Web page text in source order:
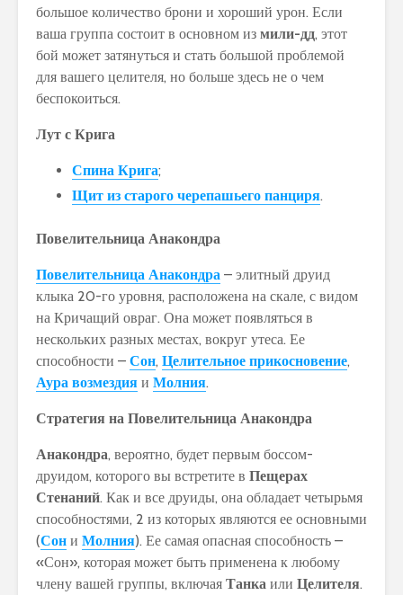
большое количество брони и хороший урон. Если
ваша группа состоит в основном из мили-дд, этот
бой может затянуться и стать большой проблемой
для вашего целителя, но больше здесь не о чем
беспокоиться.
Лут с Крига
Спина Крига;
Щит из старого черепашьего панциря.
Повелительница Анакондра
Повелительница Анакондра – элитный друид
клыка 20-го уровня, расположена на скале, с видом
на Кричащий овраг. Она может появляться в
нескольких разных местах, вокруг утеса. Ее
способности – Сон, Целительное прикосновение,
Аура возмездия и Молния.
Стратегия на Повелительница Анакондра
Анакондра, вероятно, будет первым боссом-
друидом, которого вы встретите в Пещерах
Стенаний. Как и все друиды, она обладает четырьмя
способностями, 2 из которых являются ее основными
(Сон и Молния). Ее самая опасная способность –
«Сон», которая может быть применена к любому
члену вашей группы, включая Танка или Целителя.